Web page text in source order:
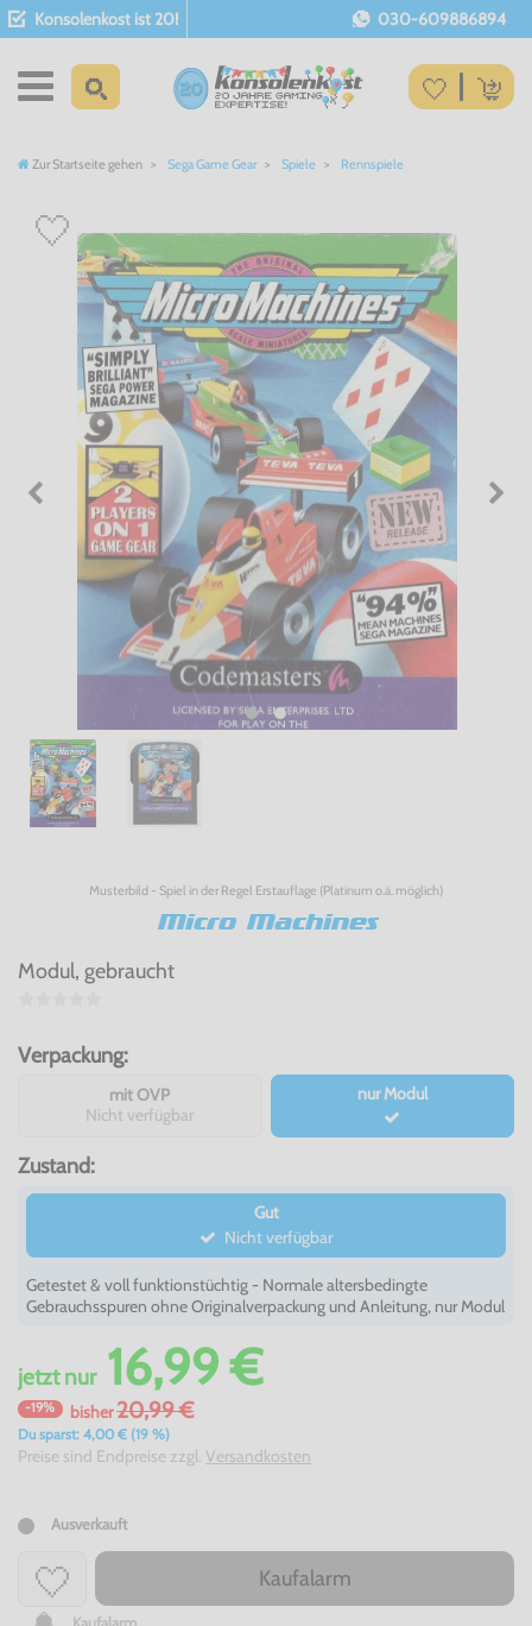
Konsolenkost ist 20! 030-609886894
Zur Startseite gehen Sega Game Gear Spiele Rennspiele
Musterbild - Spiel in der Regel Erstauflage (Platinum o.ä. möglich)
Micro Machines
Modul, gebraucht
Verpackung:
mit OVP
Nicht verfügbar
nur Modul
Zustand:
Gut
Nicht verfügbar
Getestet & voll funktionstüchtig - Normale altersbedingte
Gebrauchsspuren ohne Originalverpackung und Anleitung, nur Modul
jetztnur16,99 €
-19% bisher20,99 €
Du sparst: 4,00 € (19 %)
Preise sind Endpreise zzgl. Versandkosten
Ausverkauft
Kaufalarm